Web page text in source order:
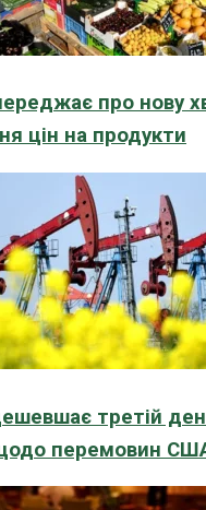
про нову
цін на продукти
третій
перемовин